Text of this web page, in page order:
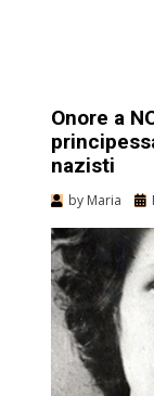
Onore a
nazisti
by Maria